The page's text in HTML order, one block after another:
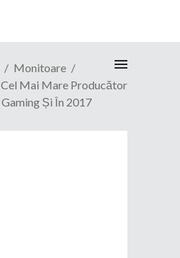
Monitoare
Cel Mai Mare Producător
Și În 2017